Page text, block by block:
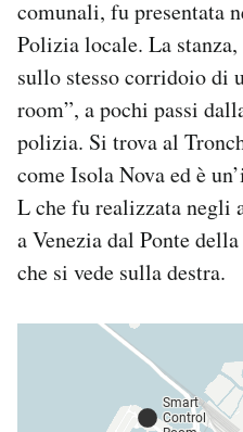
comunali, fu presentata
Polizia locale. La
sullo stesso corridoio di
room”, a pochi passi
polizia. Si trova al
come Isola Nova ed è
L che fu realizzata negli
a Venezia dal Ponte
che si vede sulla destra.